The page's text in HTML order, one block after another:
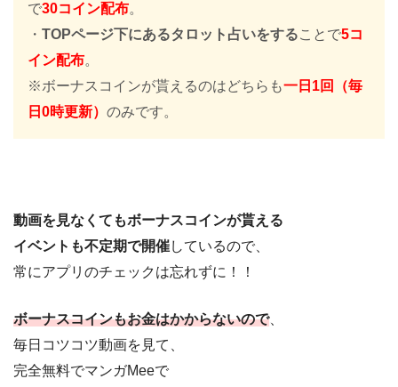
で30コイン配布。
・ TOPページ下にあるタロット占いをすることで5コ
イン配布。
※ボーナスコインが貰えるのはどちらも一日1回（毎
日0時更新） のみです。
動画を見なくてもボーナスコインが貰える
イベントも不定期で開催しているので、
常にアプリのチェックは忘れずに！！
ボーナスコインもお金はかからないので、
毎日コツコツ動画を見て、
完全無料でマンガMeeで